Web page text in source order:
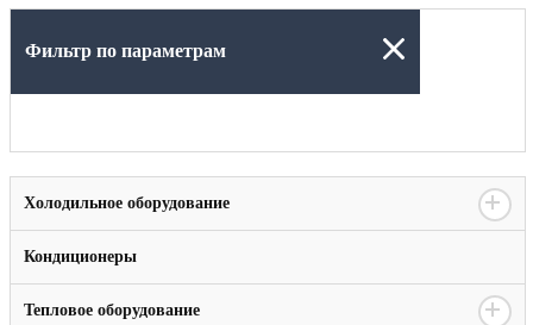
Фильтр по параметрам
Холодильное оборудование
Кондиционеры
Тепловое оборудование